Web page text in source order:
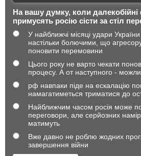
На вашу думку, коли далекобійні
примусять росію сісти за стіл
У найближчі місяці удари України
настільки болючими, що
поновити перемовини
Цього року не варто чекати
процесу. А от наступного -
рф навпаки піде на ескалацію
намагатиметься триматися до
Найближчим часом росія може
переговори, але серйозних
матимуть
Вже давно не роблю жодних
завершення війни